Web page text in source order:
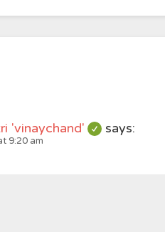
'vinaychand' says:
9:20 am